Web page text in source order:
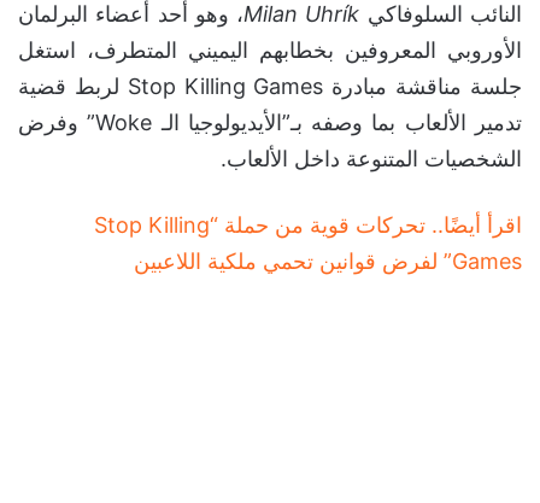
النائب السلوفاكي Milan Uhrík، وهو أحد أعضاء البرلمان
الأوروبي المعروفين بخطابهم اليميني المتطرف، استغل
جلسة مناقشة مبادرة Stop Killing Games لربط قضية
تدمير الألعاب بما وصفه بـ”الأيديولوجيا الـ Woke” وفرض
الشخصيات المتنوعة داخل الألعاب.
اقرأ أيضًا.. تحركات قوية من حملة “Stop Killing
Games” لفرض قوانين تحمي ملكية اللاعبين